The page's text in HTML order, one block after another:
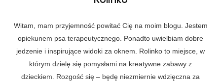
Witam, mam przyjemność powitać Cię na moim blogu. Jestem
opiekunem psa terapeutycznego. Ponadto uwielbiam dobre
jedzenie i inspirujące widoki za oknem. Rolinko to miejsce, w
którym dzielę się pomysłami na kreatywne zabawy z
dzieckiem. Rozgość się – będę niezmiernie wdzięczna za